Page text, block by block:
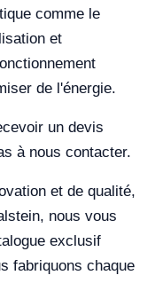
comme le
et
de l'énergie.
un devis
à nous contacter.
et de qualité,
nous vous
exclusif
fabriquons chaque